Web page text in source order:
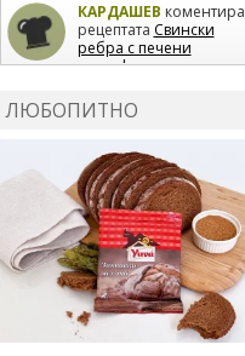
КАРДАШЕВ коментира
рецептата Свински
ребра с печени
картофи
лимон
коментира рецептата
Киноа със зеленчуци
ЛЮБОПИТНО